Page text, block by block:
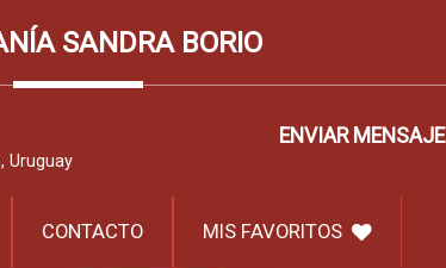
SANDRA BORIO
Uruguay
ENVIAR MENSAJE
CONTACTO MIS FAVORITOS